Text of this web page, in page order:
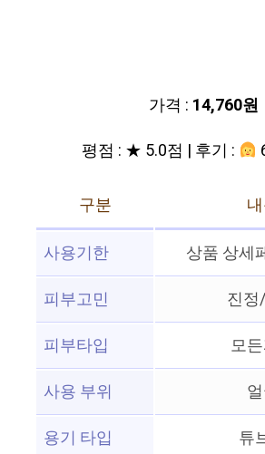
가격 : 14,760원
평점 : ★ 5.0점 | 후기 :
구분
사용기한
상품 상세
피부고민
진
피부타입
모
사용 부위
용기 타입
튜